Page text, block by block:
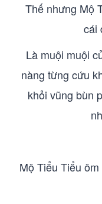
Thế nhưng Mộ
cái
Là muội muội
nàng từng cứu
khỏi vũng bùn
Mộ Tiểu Tiểu